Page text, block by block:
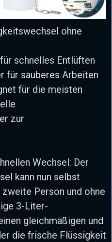
ohne
schnelles Entlüften
für sauberes Arbeiten
für die meisten
zur
Wechsel: Der
kann nun selbst
Person und ohne
3-Liter-
gleichmäßigen und
die frische Flüssigkeit